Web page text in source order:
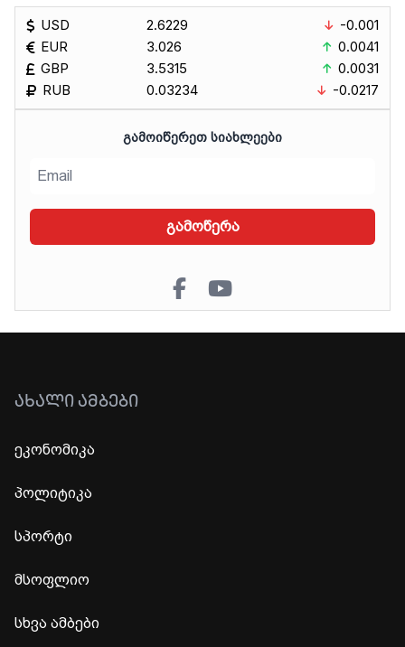
USD
EUR
GBP
RUB
2.6229
3.026
3.5315
0.03234
-0.001
0.0041
0.0031
-0.0217
ᲒᲐᲛᲝᲘᲬᲔᲠᲔᲗ ᲡᲘᲐᲮᲚᲔᲔᲑᲘ
გამოწერა
ᲐᲮᲐᲚᲘ ᲐᲛᲑᲔᲑᲘ
ეკონომიკა
პოლიტიკა
სპორტი
მსოფლიო
სხვა ამბები